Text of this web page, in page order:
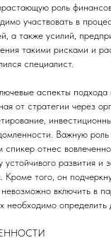
роль
участвовать в
а также усилий,
такими рисками и
специалист.
аспекты подхода
от стратегии через
Важную роль
спикер отнес
устойчивого развития и
того, он
включить в
необходимо определить